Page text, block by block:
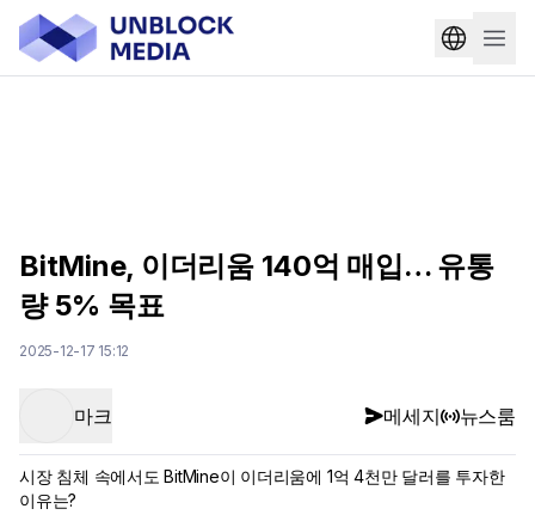
BitMine, 이더리움 140억 매입… 유통
량 5% 목표
2025-12-17 15:12
마크 메세지 뉴스룸
시장 침체 속에서도 BitMine이 이더리움에 1억 4천만 달러를 투자한
이유는?